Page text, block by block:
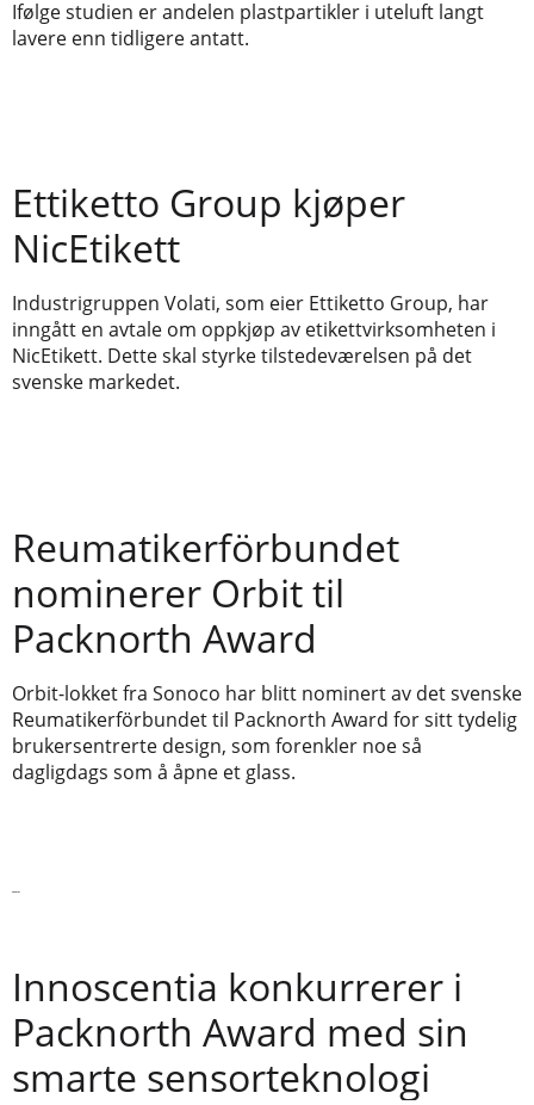
Ifølge studien er andelen plastpartikler i uteluft langt
lavere enn tidligere antatt.
Ettiketto Group kjøper
NicEtikett
Industrigruppen Volati, som eier Ettiketto Group, har
inngått en avtale om oppkjøp av etikettvirksomheten i
NicEtikett. Dette skal styrke tilstedeværelsen på det
svenske markedet.
Reumatikerförbundet
nominerer Orbit til
Packnorth Award
Orbit-lokket fra Sonoco har blitt nominert av det svenske
Reumatikerförbundet til Packnorth Award for sitt tydelig
brukersentrerte design, som forenkler noe så
dagligdags som å åpne et glass.
Innoscentia konkurrerer i
Packnorth Award med sin
smarte sensorteknologi